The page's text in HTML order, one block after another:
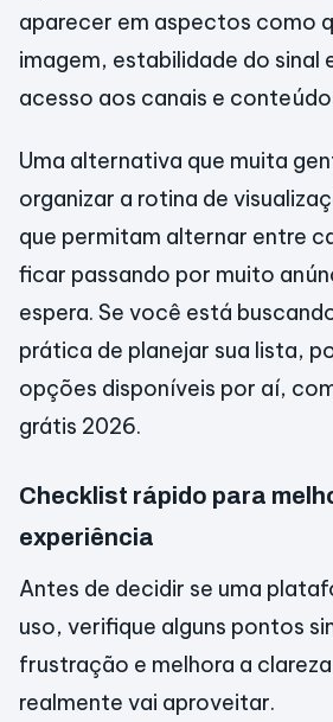
aparecer em aspectos como
imagem, estabilidade do sinal
acesso aos canais e
Uma alternativa que muita
organizar a rotina de
que permitam alternar entre
ficar passando por muito
espera. Se você está
prática de planejar sua lista,
opções disponíveis por aí,
grátis 2026.
Checklist rápido para
experiência
Antes de decidir se uma
uso, verifique alguns pontos
frustração e melhora a
realmente vai aproveitar.